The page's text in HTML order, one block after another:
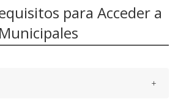
para Acceder a